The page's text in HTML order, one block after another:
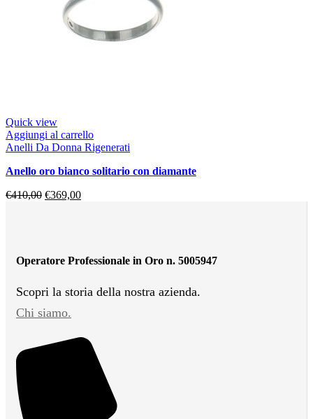
Quick view
Aggiungi al carrello
Anelli Da Donna Rigenerati
anello oro bianco solitario con diamante
€410,00 €369,00
Operatore Professionale in Oro n. 5005947
Scopri la storia della nostra azienda.
Chi siamo.